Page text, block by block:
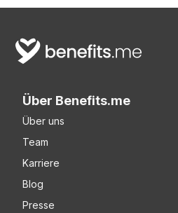
Über Benefits.me
Über uns
Team
Karriere
Blog
Presse